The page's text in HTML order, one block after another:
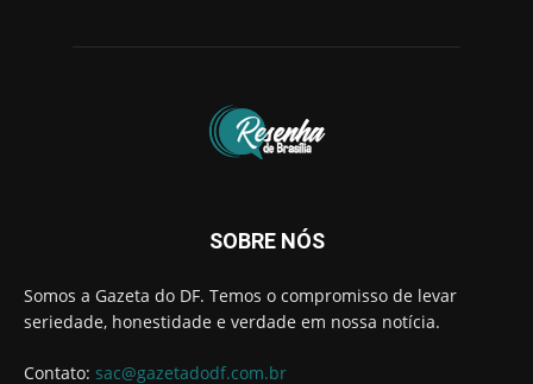
SOBRE NÓS
Somos a Gazeta do DF. Temos o compromisso de levar
seriedade, honestidade e verdade em nossa notícia.
Contato: sac@gazetadodf.com.br